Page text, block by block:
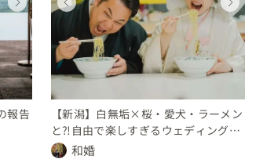
ウェディングフォト
新潟県
未公開
ウェディング
新潟県
100 〜 150 万円
報告
ウェディングフォト
新潟県
未公開
【新潟】白無垢×桜・愛犬・ラーメン
と⁈自由で楽しすぎるウェディングフ
ォト和婚
ウェディング
新潟県
250 〜 300 万円